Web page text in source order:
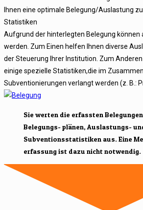
Ihnen eine optimale Belegung/Auslastung zu
Statistiken
Aufgrund der hinterlegten Belegung
werden. Zum Einen helfen Ihnen diverse
der Steuerung Ihrer Institution. Zum
einige spezielle Statistiken,die im
Subventionierungen verlangt werden (z. B.:
Sie werten die erfassten
Belegungs- plänen, Auslastungs-
Subventionsstatistiken aus. Eine
erfassung ist dazu nicht notwendig.